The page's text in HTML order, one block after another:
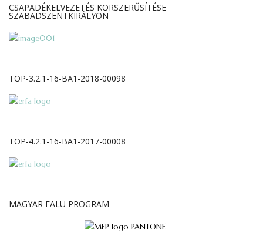
CSAPADÉKELVEZETÉS KORSZERŰSÍTÉSE
SZABADSZENTKIRÁLYON
TOP-3.2.1-16-BA1-2018-00098
TOP-4.2.1-16-BA1-2017-00008
MAGYAR FALU PROGRAM